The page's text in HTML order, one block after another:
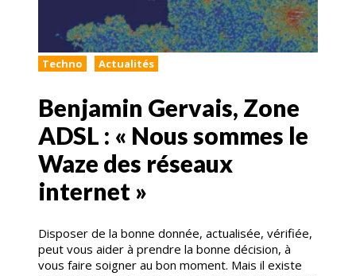
Techno Actualités
Benjamin Gervais, Zone
ADSL : « Nous sommes le
Waze des réseaux
internet »
Disposer de la bonne donnée, actualisée, vérifiée,
peut vous aider à prendre la bonne décision, à
vous faire soigner au bon moment. Mais il existe